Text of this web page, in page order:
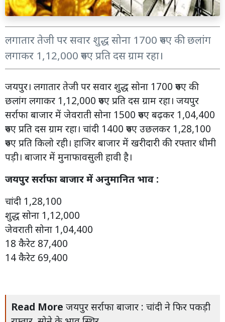
लगातार तेजी पर सवार शुद्ध सोना 1700 रुपए की छलांग
लगाकर 1,12,000 रुपए प्रति दस ग्राम रहा।
जयपुर। लगातार तेजी पर सवार शुद्ध सोना 1700 रुपए की
छलांग लगाकर 1,12,000 रुपए प्रति दस ग्राम रहा। जयपुर
सर्राफा बाजार में जेवराती सोना 1500 रुपए बढ़कर 1,04,400
रुपए प्रति दस ग्राम रहा। चांदी 1400 रुपए उछलकर 1,28,100
रुपए प्रति किलो रही। हाजिर बाजार में खरीदारी की रफ्तार धीमी
पड़ी। बाजार में मुनाफावसुली हावी है।
जयपुर सर्राफा बाजार में अनुमानित भाव :
चांदी 1,28,100
शुद्ध सोना 1,12,000
जेवराती सोना 1,04,400
18 कैरेट 87,400
14 कैरेट 69,400
Read More जयपुर सर्राफा बाजार : चांदी ने फिर पकड़ी